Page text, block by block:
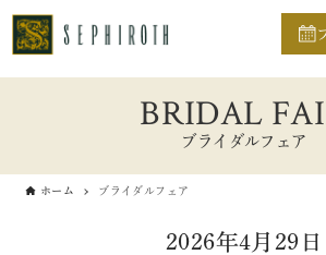
BRIDAL
ブライダルフェア
ホーム ブライダルフェア
2026年4月29日